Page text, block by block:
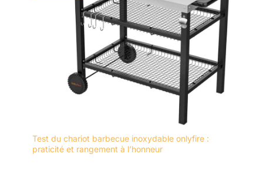
Test du chariot barbecue inoxydable onlyfire :
praticité et rangement à l’honneur